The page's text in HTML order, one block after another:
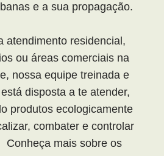
e a sua propagação.
atendimento residencial,
ou áreas comerciais na
nossa equipe treinada e
disposta a te atender,
produtos ecologicamente
combater e controlar
Conheça mais sobre os